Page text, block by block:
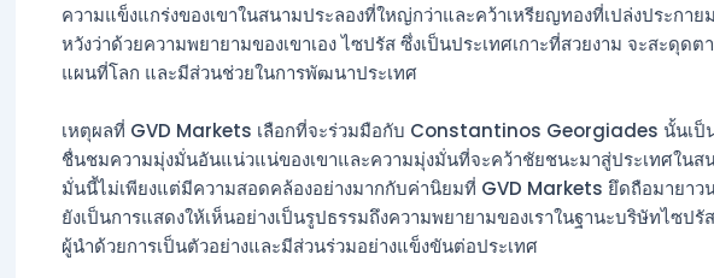
ความแข็งแกร่งของเขาในสนามประลองที่ใหญ่กว่าและคว้าเหรียญทองที่เปล่งประกาย
หวังว่าด้วยความพยายามของเขาเอง ไซปรัส ซึ่งเป็นประเทศเกาะที่สวยงาม จะสะดุด
แผนที่โลก และมีส่วนช่วยในการพัฒนาประเทศ
เหตุผลที่ GVD Markets เลือกที่จะร่วมมือกับ Constantinos Georgiades นั้นเป็น
ชื่นชมความมุ่งมั่นอันแน่วแน่ของเขาและความมุ่งมั่นที่จะคว้าชัยชนะมาสู่ประเทศในส
มั่นนี้ไม่เพียงแต่มีความสอดคล้องอย่างมากกับค่านิยมที่ GVD Markets ยึดถือมายาว
ยังเป็นการแสดงให้เห็นอย่างเป็นรูปธรรมถึงความพยายามของเราในฐานะบริษัทไซปรั
ผู้นำด้วยการเป็นตัวอย่างและมีส่วนร่วมอย่างแข็งขันต่อประเทศ